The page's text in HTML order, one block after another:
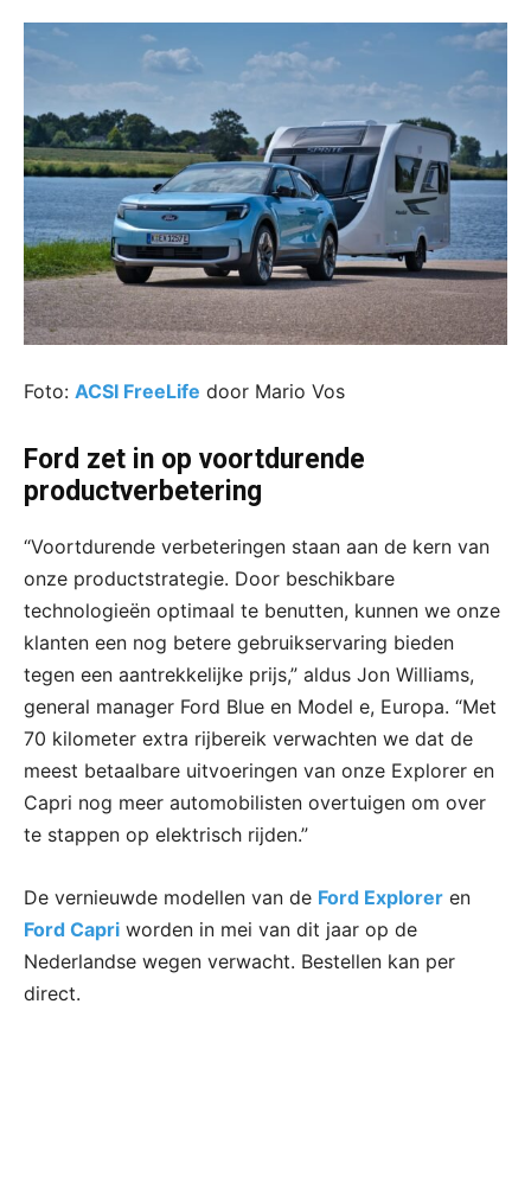
Foto: ACSI FreeLife door Mario Vos
Ford zet in op voortdurende
productverbetering
“Voortdurende verbeteringen staan aan de kern van
onze productstrategie. Door beschikbare
technologieën optimaal te benutten, kunnen we onze
klanten een nog betere gebruikservaring bieden
tegen een aantrekkelijke prijs,” aldus Jon Williams,
general manager Ford Blue en Model e, Europa. “Met
70 kilometer extra rijbereik verwachten we dat de
meest betaalbare uitvoeringen van onze Explorer en
Capri nog meer automobilisten overtuigen om over
te stappen op elektrisch rijden.”
De vernieuwde modellen van de Ford Explorer en
Ford Capri worden in mei van dit jaar op de
Nederlandse wegen verwacht. Bestellen kan per
direct.